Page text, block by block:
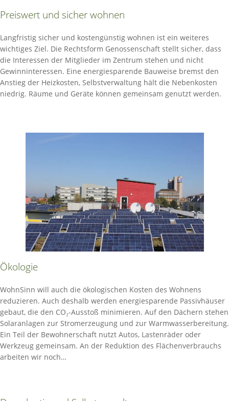
Preiswert und sicher wohnen
Langfristig sicher und kostengünstig wohnen ist ein weiteres
wichtiges Ziel. Die Rechtsform Genossenschaft stellt sicher, dass
die Interessen der Mitglieder im Zentrum stehen und nicht
Gewinninteressen. Eine energiesparende Bauweise bremst den
Anstieg der Heizkosten, Selbstverwaltung hält die Nebenkosten
niedrig. Räume und Geräte können gemeinsam genutzt werden.
Ökologie
WohnSinn will auch die ökologischen Kosten des Wohnens
reduzieren. Auch deshalb werden energiesparende Passivhäuser
gebaut, die den CO₂-Ausstoß minimieren. Auf den Dächern stehen
Solaranlagen zur Stromerzeugung und zur Warmwasserbereitung.
Ein Teil der Bewohnerschaft nutzt Autos, Lastenräder oder
Werkzeug gemeinsam. An der Reduktion des Flächenverbrauchs
arbeiten wir noch…